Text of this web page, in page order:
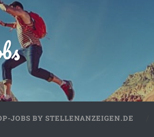
JOBS BY STELLENANZEIGEN.DE